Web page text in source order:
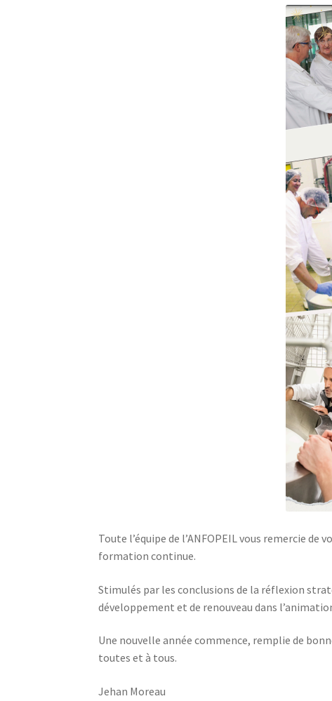
Toute l’équipe de l’ANFOPEIL vous remercie
formation continue.
Stimulés par les conclusions de la réflexion
développement et de renouveau dans
Une nouvelle année commence, remplie de
toutes et à tous.
Jehan Moreau